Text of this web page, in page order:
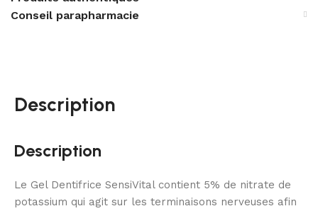
Conseil parapharmacie
Description
Description
Le Gel Dentifrice SensiVital contient 5% de nitrate de
potassium qui agit sur les terminaisons nerveuses afin